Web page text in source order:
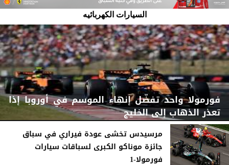
السيارات الكهربائيه
فورمولا واحد تفضّل إنهاء الموسم في أوروبا إذا
تعذر الذهاب إلى الخليج
السبت، 1 أغسطس 2026 03:02 مـ
مرسيدس تخشى عودة فيراري في سباق
جائزة موناكو الكبرى لسباقات سيارات
فورمولا-1